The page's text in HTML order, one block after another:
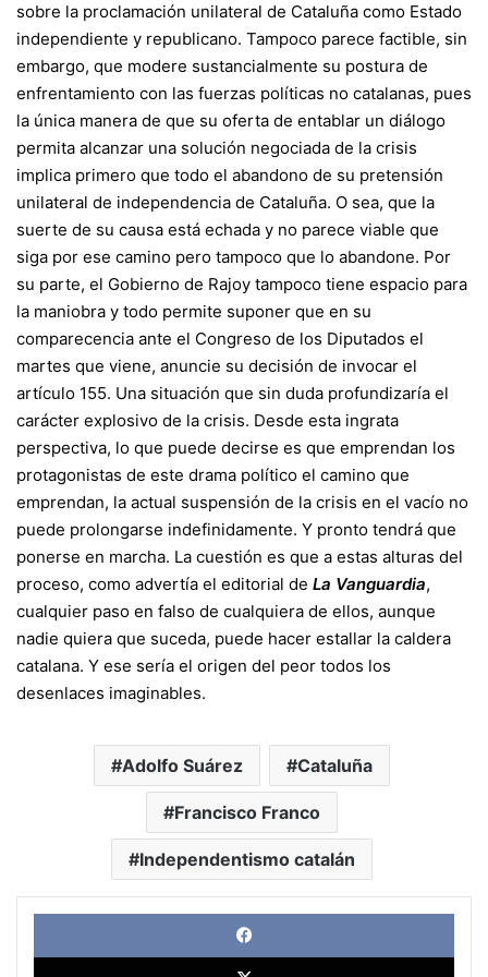
sobre la proclamación unilateral de Cataluña como Estado
independiente y republicano. Tampoco parece factible, sin
embargo, que modere sustancialmente su postura de
enfrentamiento con las fuerzas políticas no catalanas, pues
la única manera de que su oferta de entablar un diálogo
permita alcanzar una solución negociada de la crisis
implica primero que todo el abandono de su pretensión
unilateral de independencia de Cataluña. O sea, que la
suerte de su causa está echada y no parece viable que
siga por ese camino pero tampoco que lo abandone. Por
su parte, el Gobierno de Rajoy tampoco tiene espacio para
la maniobra y todo permite suponer que en su
comparecencia ante el Congreso de los Diputados el
martes que viene, anuncie su decisión de invocar el
artículo 155. Una situación que sin duda profundizaría el
carácter explosivo de la crisis. Desde esta ingrata
perspectiva, lo que puede decirse es que emprendan los
protagonistas de este drama político el camino que
emprendan, la actual suspensión de la crisis en el vacío no
puede prolongarse indefinidamente. Y pronto tendrá que
ponerse en marcha. La cuestión es que a estas alturas del
proceso, como advertía el editorial de La Vanguardia,
cualquier paso en falso de cualquiera de ellos, aunque
nadie quiera que suceda, puede hacer estallar la caldera
catalana. Y ese sería el origen del peor todos los
desenlaces imaginables.
Adolfo Suárez Cataluña
Francisco Franco
Independentismo catalán
X